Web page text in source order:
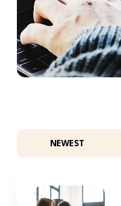
NEWEST